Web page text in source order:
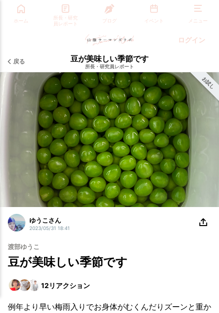
ホーム
所長・研究
員レポート
ブログ イベント メニュー
ログイン
戻る 豆が美味しい季節です
所長・研究員レポート
お試し
ゆうこさん
2023/05/31 18:41
渡部ゆうこ
豆が美味しい季節です
12 リアクション
例年より早い梅雨入りでお身体がむくんだりズーンと重か